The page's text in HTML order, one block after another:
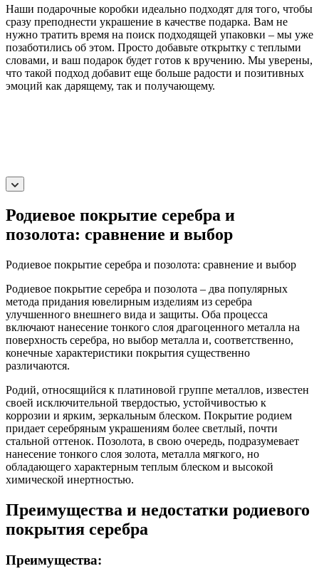
Наши подарочные коробки идеально подходят для того, чтобы
сразу преподнести украшение в качестве подарка. Вам не
нужно тратить время на поиск подходящей упаковки – мы уже
позаботились об этом. Просто добавьте открытку с теплыми
словами, и ваш подарок будет готов к вручению. Мы уверены,
что такой подход добавит еще больше радости и позитивных
эмоций как дарящему, так и получающему.
Родиевое покрытие серебра и
позолота: сравнение и выбор
Родиевое покрытие серебра и позолота: сравнение и выбор
Родиевое покрытие серебра и позолота – два популярных
метода придания ювелирным изделиям из серебра
улучшенного внешнего вида и защиты. Оба процесса
включают нанесение тонкого слоя драгоценного металла на
поверхность серебра, но выбор металла и, соответственно,
конечные характеристики покрытия существенно
различаются.
Родий, относящийся к платиновой группе металлов, известен
своей исключительной твердостью, устойчивостью к
коррозии и ярким, зеркальным блеском. Покрытие родием
придает серебряным украшениям более светлый, почти
стальной оттенок. Позолота, в свою очередь, подразумевает
нанесение тонкого слоя золота, металла мягкого, но
обладающего характерным теплым блеском и высокой
химической инертностью.
Преимущества и недостатки родиевого
покрытия серебра
Преимущества: